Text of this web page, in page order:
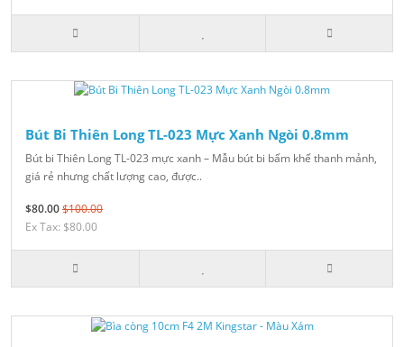
Bút Bi Thiên Long TL-023 Mực Xanh Ngòi 0.8mm
Bút bi Thiên Long TL-023 mực xanh – Mẫu bút bi bấm khế thanh mảnh,
giá rẻ nhưng chất lượng cao, được..
$80.00$100.00
Ex Tax: $80.00